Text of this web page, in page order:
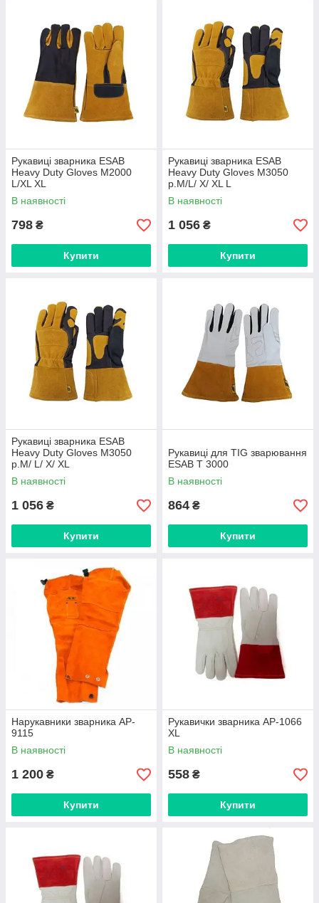
Рукавиці зварника ESAB
Heavy Duty Gloves M2000
L/XL XL
В наявності
798 ₴
Купити
Рукавиці зварника ESAB
Heavy Duty Gloves M3050
p.M/L/ X/ XL L
В наявності
1 056 ₴
Купити
Рукавиці зварника ESAB
Heavy Duty Gloves M3050
p.M/ L/ X/ XL
В наявності
1 056 ₴
Купити
Рукавиці для TIG зварювання
ESAB T 3000
В наявності
864 ₴
Купити
Нарукавники зварника AP-
9115
В наявності
1 200 ₴
Купити
Рукавички зварника AP-1066
XL
В наявності
558 ₴
Купити